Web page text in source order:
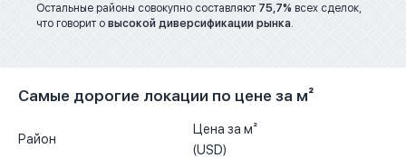
Остальные районы совокупно составляют 75,7% всех сделок,
что говорит о высокой диверсификации рынка
Самые дорогие локации по цене за м²
Район
Цена за м²
(USD)